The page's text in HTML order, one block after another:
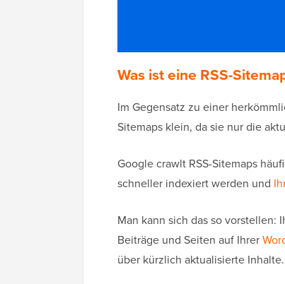
Was ist eine RSS-
Im Gegensatz zu einer
Sitemaps klein, da sie nur die
Google crawlt RSS-Sitemaps
schneller indexiert werden und
Man kann sich das so vorstellen:
Beiträge und Seiten auf Ihrer
über kürzlich aktualisierte Inhalte.